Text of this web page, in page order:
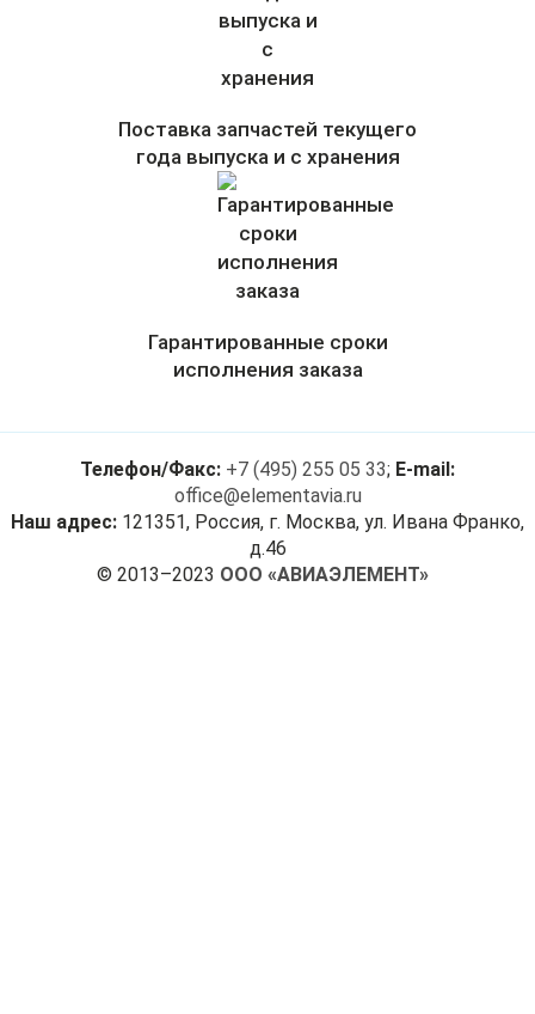
Поставка запчастей текущего
года выпуска и с хранения
Гарантированные сроки
исполнения заказа
Телефон/Факс: +7 (495) 255 05 33; E-mail:
office@elementavia.ru
Наш адрес: 121351, Россия, г. Москва, ул. Ивана Франко,
д.46
© 2013–2023 ООО «АВИАЭЛЕМЕНТ»